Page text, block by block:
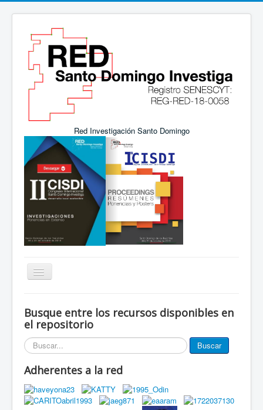
Red Investigación Santo Domingo
Alternar
Eventos
Miembros de la red
Documentos
Busque entre los recursos disponibles en
el repositorio
Buscar... Buscar
Adherentes a la red